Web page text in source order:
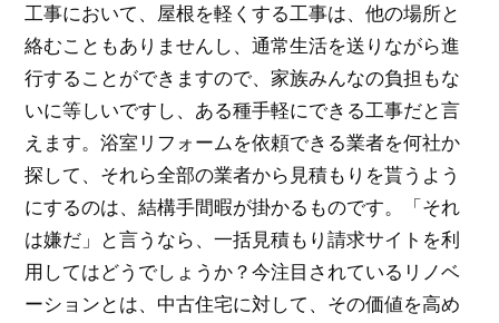
工事において、屋根を軽くする工事は、他の場所と
絡むこともありませんし、通常生活を送りながら進
行することができますので、家族みんなの負担もな
いに等しいですし、ある種手軽にできる工事だと言
えます。浴室リフォームを依頼できる業者を何社か
探して、それら全部の業者から見積もりを貰うよう
にするのは、結構手間暇が掛かるものです。「それ
は嫌だ」と言うなら、一括見積もり請求サイトを利
用してはどうでしょうか？今注目されているリノベ
ーションとは、中古住宅に対して、その価値を高め